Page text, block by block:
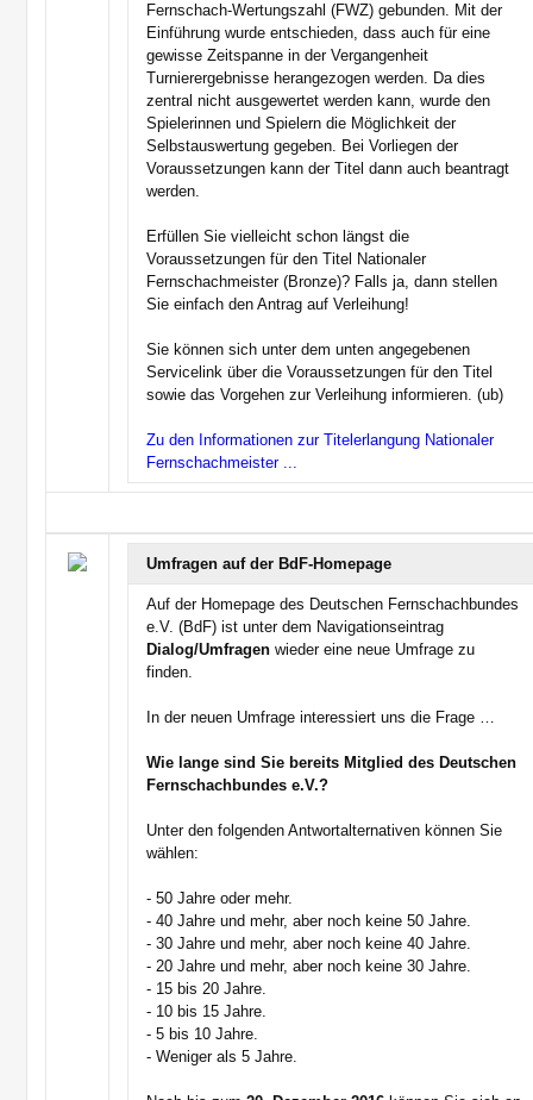
Fernschach-Wertungszahl (FWZ) gebunden. Mit der
Einführung wurde entschieden, dass auch für eine
gewisse Zeitspanne in der Vergangenheit
Turnierergebnisse herangezogen werden. Da dies
zentral nicht ausgewertet werden kann, wurde den
Spielerinnen und Spielern die Möglichkeit der
Selbstauswertung gegeben. Bei Vorliegen der
Voraussetzungen kann der Titel dann auch beantragt
werden.
Erfüllen Sie vielleicht schon längst die
Voraussetzungen für den Titel Nationaler
Fernschachmeister (Bronze)? Falls ja, dann stellen
Sie einfach den Antrag auf Verleihung!
Sie können sich unter dem unten angegebenen
Servicelink über die Voraussetzungen für den Titel
sowie das Vorgehen zur Verleihung informieren. (ub)
Zu den Informationen zur Titelerlangung Nationaler
Fernschachmeister ...
Umfragen auf der BdF-Homepage
Auf der Homepage des Deutschen Fernschachbundes
e.V. (BdF) ist unter dem Navigationseintrag
Dialog/Umfragen wieder eine neue Umfrage zu
finden.
In der neuen Umfrage interessiert uns die Frage …
Wie lange sind Sie bereits Mitglied des Deutschen
Fernschachbundes e.V.?
Unter den folgenden Antwortalternativen können Sie
wählen:
- 50 Jahre oder mehr.
- 40 Jahre und mehr, aber noch keine 50 Jahre.
- 30 Jahre und mehr, aber noch keine 40 Jahre.
- 20 Jahre und mehr, aber noch keine 30 Jahre.
- 15 bis 20 Jahre.
- 10 bis 15 Jahre.
- 5 bis 10 Jahre.
- Weniger als 5 Jahre.